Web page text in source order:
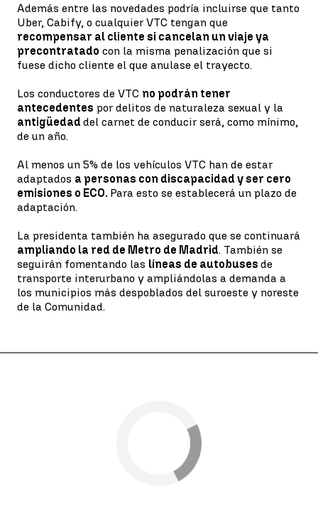
Además entre las novedades podría incluirse que tanto
Uber, Cabify, o cualquier VTC tengan que
recompensar al cliente si cancelan un viaje ya
precontratado con la misma penalización que si
fuese dicho cliente el que anulase el trayecto.
Los conductores de VTC no podrán tener
antecedentes por delitos de naturaleza sexual y la
antigüedad del carnet de conducir será, como mínimo,
de un año.
Al menos un 5% de los vehículos VTC han de estar
adaptados a personas con discapacidad y ser cero
emisiones o ECO. Para esto se establecerá un plazo de
adaptación.
La presidenta también ha asegurado que se continuará
ampliando la red de Metro de Madrid. También se
seguirán fomentando las líneas de autobuses de
transporte interurbano y ampliándolas a demanda a
los municipios más despoblados del suroeste y noreste
de la Comunidad.